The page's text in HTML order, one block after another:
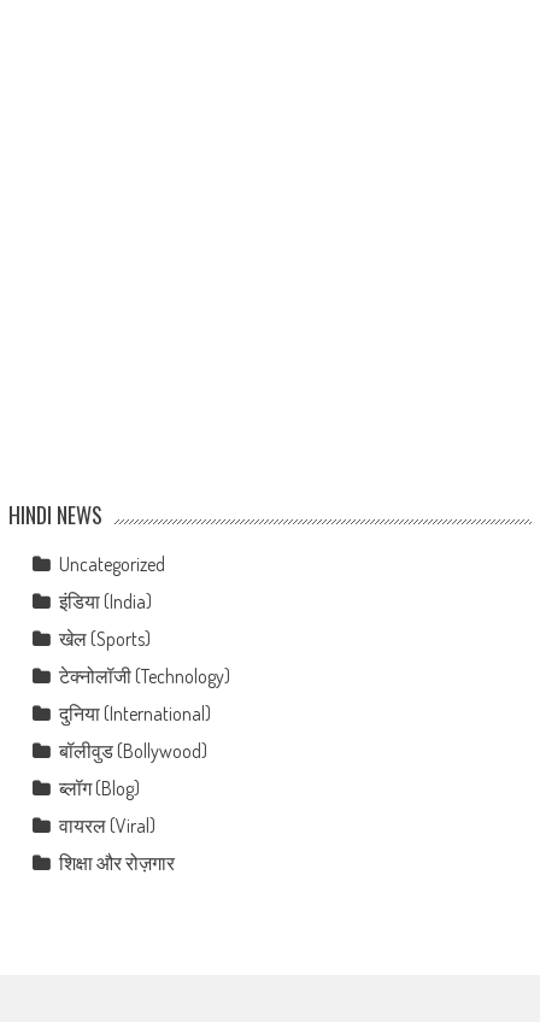
HINDI NEWS
Uncategorized
इंडिया (India)
खेल (Sports)
टेक्नोलॉजी (Technology)
दुनिया (International)
बॉलीवुड (Bollywood)
ब्लॉग (Blog)
वायरल (Viral)
शिक्षा और रोज़गार